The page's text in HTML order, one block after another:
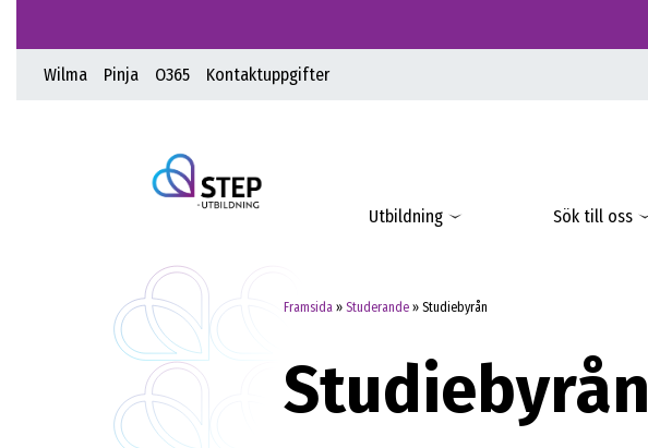
Wilma Pinja O365 Kontaktuppgifter
Utbildning Sök till oss
Framsida» Studerande» Studiebyrån
Studiebyrån